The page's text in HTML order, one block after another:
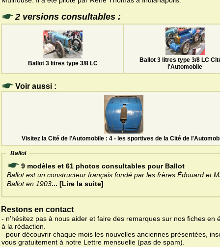
2 versions consultables :
Ballot 3 litres type 3/8 LC
Ballot 3 litres type 3/8 LC
l'Automobile
Voir aussi :
Visitez la Cité de l'Automobile : 4 - les sportives de la Cité de
Ballot
9 modèles et 61 photos consultables pour Ballot
Ballot est un constructeur français fondé par les frères Édouard et
Ballot en 1903... [Lire la suite]
Restons en contact
- n'hésitez pas à nous aider et faire des remarques sur nos fiches en
à la rédaction.
- pour découvrir chaque mois les nouvelles anciennes présentées,
vous gratuitement à notre Lettre mensuelle (pas de spam).